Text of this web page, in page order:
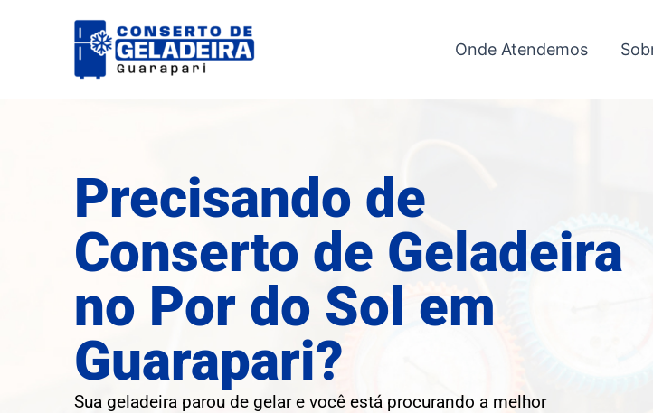
Onde Atendemos
Precisando de
Conserto de Geladeira
no Por do Sol em
Guarapari?
Sua geladeira parou de gelar e você está procurando a melhor